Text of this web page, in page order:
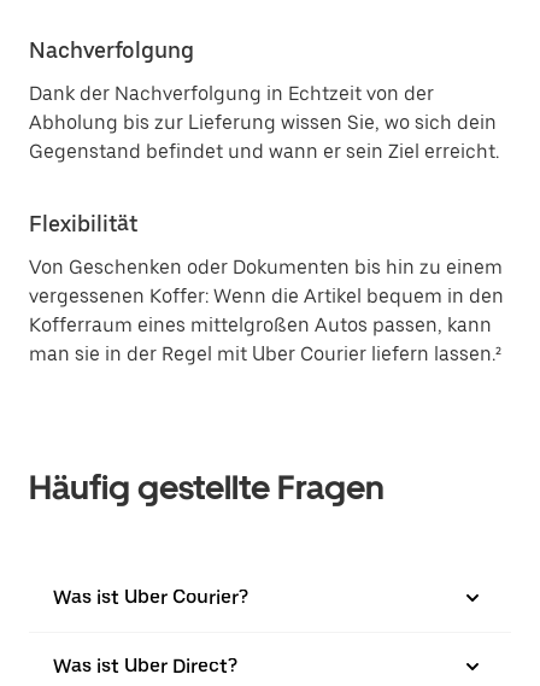
Nachverfolgung
Dank der Nachverfolgung in Echtzeit von der
Abholung bis zur Lieferung wissen Sie, wo sich dein
Gegenstand befindet und wann er sein Ziel erreicht.
Flexibilität
Von Geschenken oder Dokumenten bis hin zu einem
vergessenen Koffer: Wenn die Artikel bequem in den
Kofferraum eines mittelgroßen Autos passen, kann
man sie in der Regel mit Uber Courier liefern lassen.²
Häufig gestellte Fragen
Was ist Uber Courier?
Was ist Uber Direct?